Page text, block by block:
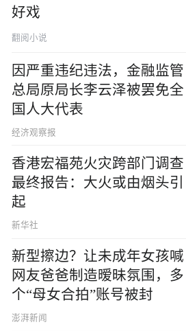
好戏
翻阅小说
因严重违纪违法，金融监管
总局原局长李云泽被罢免全
国人大代表
经济观察报
香港宏福苑火灾跨部门调查
最终报告：大火或由烟头引
起
新华社
新型擦边？让未成年女孩喊
网友爸爸制造暧昧氛围，多
个“母女合拍”账号被封
澎湃新闻